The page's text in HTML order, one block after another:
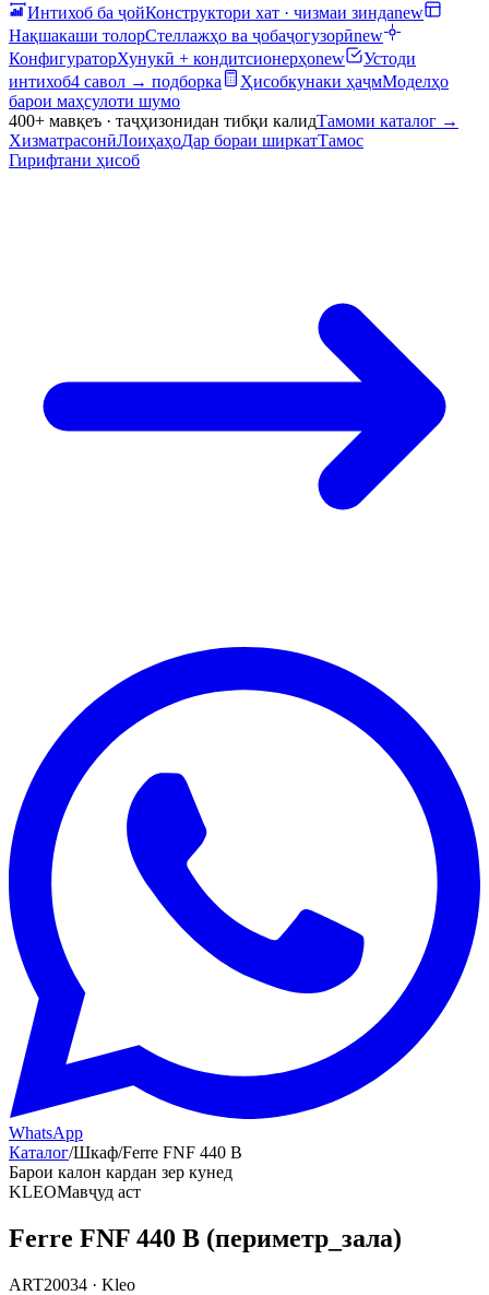
Интихоб ба ҷойКонструктори хат · чизмаи зиндаnew
Нақшакаши толорСтеллажҳо ва ҷобаҷогузорӣnew
КонфигураторХунукӣ + кондитсионерҳоnew
Устоди
интихоб4 савол → подборка Ҳисобкунаки ҳаҷмМоделҳо
барои маҳсулоти шумо
400+ мавқеъ · таҷҳизонидан тибқи калидТамоми каталог →
ХизматрасонӣЛоиҳаҳоДар бораи ширкатТамос
Гирифтани ҳисоб
WhatsApp
Каталог/Шкаф/Ferre FNF 440 B
Барои калон кардан зер кунед
KLEOМавҷуд аст
Ferre FNF 440 B (периметр_зала)
ART20034 · Kleo